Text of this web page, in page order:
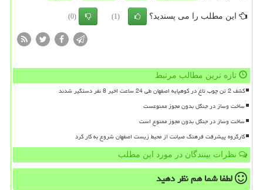
این مطلب را می پسندید؟ (1)
(0)
تازه ترین مطالب مرتبط
کشف 2 تن چوب تاغ در کوهپایه اصفهان طی 24 ساعت اخیر 8 نفر دستگیر شدند
ساخت وساز در جنگل بدون مجوز ممنوعست
ساخت وساز در جنگل بدون مجوز ممنوع است
کارگروه پیشرفت فرهنگ صیانت از محیط زیست اصفهان شروع به کار کرد
نظرات بینندگان در مورد این مطلب
لطفا شما همنظر دهید